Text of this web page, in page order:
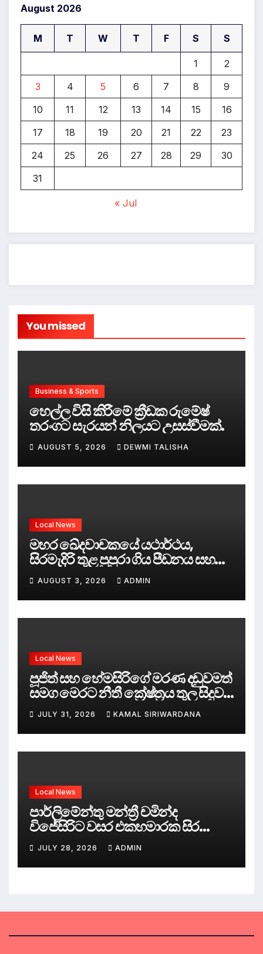
August 2026
M T W T F S S
1
2
3
4 5 6 7 8
9
10
11 12 13 14 15
16
17
18 19 20 21 22
23
24
25 26 27 28 29
30
31
« Jul
You missed
Business & Sports
හෙල්ල විසි කිරීමේ ක්‍රීඩක රුමේෂ්
තරංගට සැරයන් නිලයට උසස්වීමක්.
AUGUST 5, 2026 DEWMI TALISHA
Local News
මහර ඛේදවාචකයේ යථාර්ථය,
සිරමැදිරි තුළ පුපුරා ගිය පීඩනය සහ
පලිගැනීමේ දේශපාලනය
AUGUST 3, 2026 ADMIN
Local News
පූජිත් සහ හේමසිරිගේ මරණ දඩුවමත්
සමග මෙරට නීතී ක්‍රේෂ්ත්‍රය තුල සිදුව
ඇත්තේ කුමක්ද ?
JULY 31, 2026 KAMAL SIRIWARDANA
Local News
පාර්ලිමේන්තු මන්ත්‍රී චමින්ද
විජේසිරිට වසර එකහමාරක සිර
දඬුවම්.
JULY 28, 2026 ADMIN